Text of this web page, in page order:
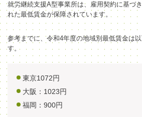
就労継続支援A型事業所は、雇用契約に基づ
れた最低賃金が保障されています。
参考までに、令和4年度の地域別最低賃金は
す。
東京1072円
大阪：1023円
福岡：900円